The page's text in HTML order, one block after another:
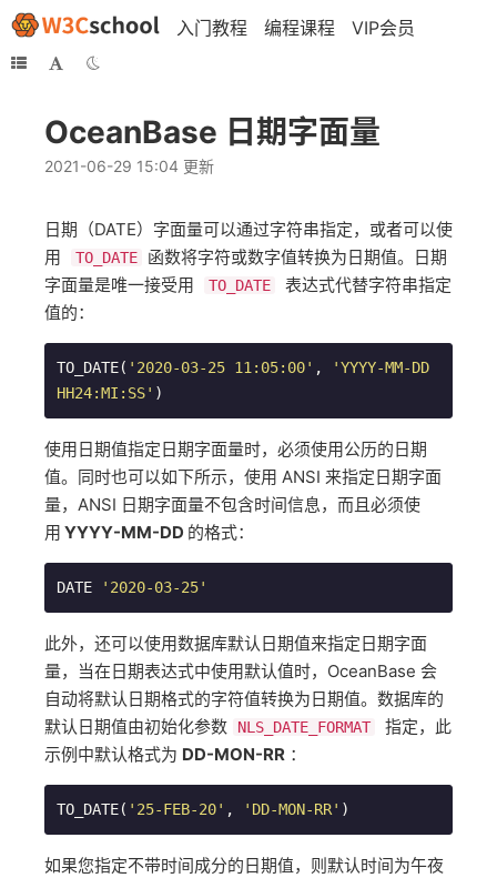
入门教程 编程课程 VIP会员
OceanBase 日期字面量
2021-06-29 15:04 更新
日期（DATE）字面量可以通过字符串指定，或者可以使
用 ​
TO_DATE
​函数将字符或数字值转换为日期值。日期
字面量是唯一接受用 ​
TO_DATE
​ 表达式代替字符串指定
值的：
TO_DATE( '2020-03-25 11:05:00' ,
'YYYY-MM-DD
HH24:MI:SS' )
使用日期值指定日期字面量时，必须使用公历的日期
值。同时也可以如下所示，使用 ANSI 来指定日期字面
量，ANSI 日期字面量不包含时间信息，而且必须使
用 YYYY-MM-DD 的格式：
DATE '2020-03-25'
此外，还可以使用数据库默认日期值来指定日期字面
量，当在日期表达式中使用默认值时，OceanBase 会
自动将默认日期格式的字符值转换为日期值。数据库的
默认日期值由初始化参数​
NLS_DATE_FORMAT
​ 指定，此
示例中默认格式为 DD-MON-RR ：
TO_DATE( '25-FEB-20' , 'DD-MON-RR' )
如果您指定不带时间成分的日期值，则默认时间为午夜